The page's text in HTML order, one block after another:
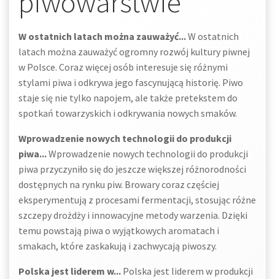
W ostatnich latach można zauważyć...W ostatnich
latach można zauważyć ogromny rozwój kultury piwnej
w Polsce. Coraz więcej osób interesuje się różnymi
stylami piwa i odkrywa jego fascynującą historię. Piwo
staje się nie tylko napojem, ale także pretekstem do
spotkań towarzyskich i odkrywania nowych smaków.
Wprowadzenie nowych technologii do produkcji
piwa...Wprowadzenie nowych technologii do produkcji
piwa przyczyniło się do jeszcze większej różnorodności
dostępnych na rynku piw. Browary coraz częściej
eksperymentują z procesami fermentacji, stosując różne
szczepy drożdży i innowacyjne metody warzenia. Dzięki
temu powstają piwa o wyjątkowych aromatach i
smakach, które zaskakują i zachwycają piwoszy.
Polska jest liderem w... Polska jest liderem w produkcji